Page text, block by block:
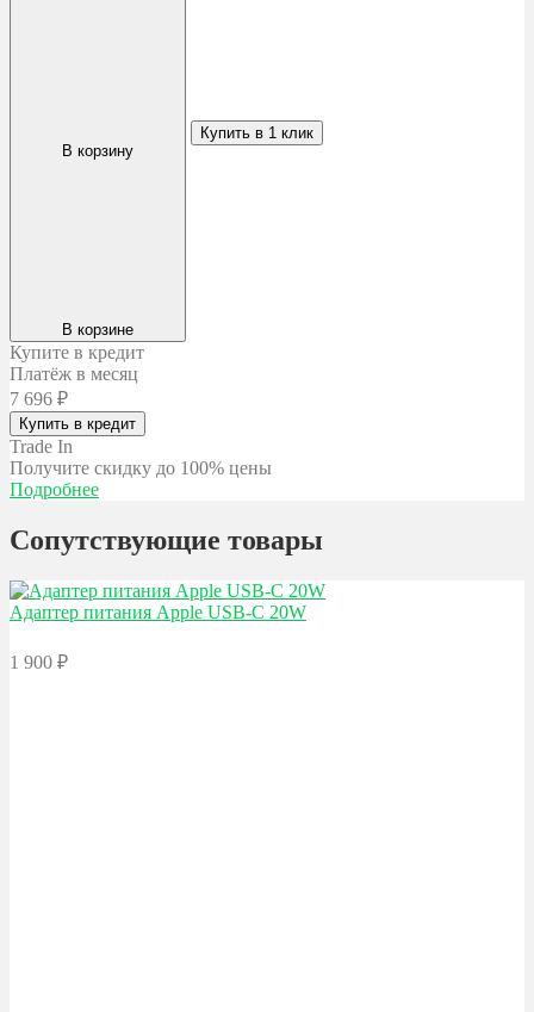
В корзину
В корзине
Купить в 1 клик
Купите в кредит
Платёж в месяц
7 696 ₽
Купить в кредит
Trade In
Получите скидку до 100% цены
Подробнее
Сопутствующие товары
Адаптер питания Apple USB-C 20W
1 900 ₽